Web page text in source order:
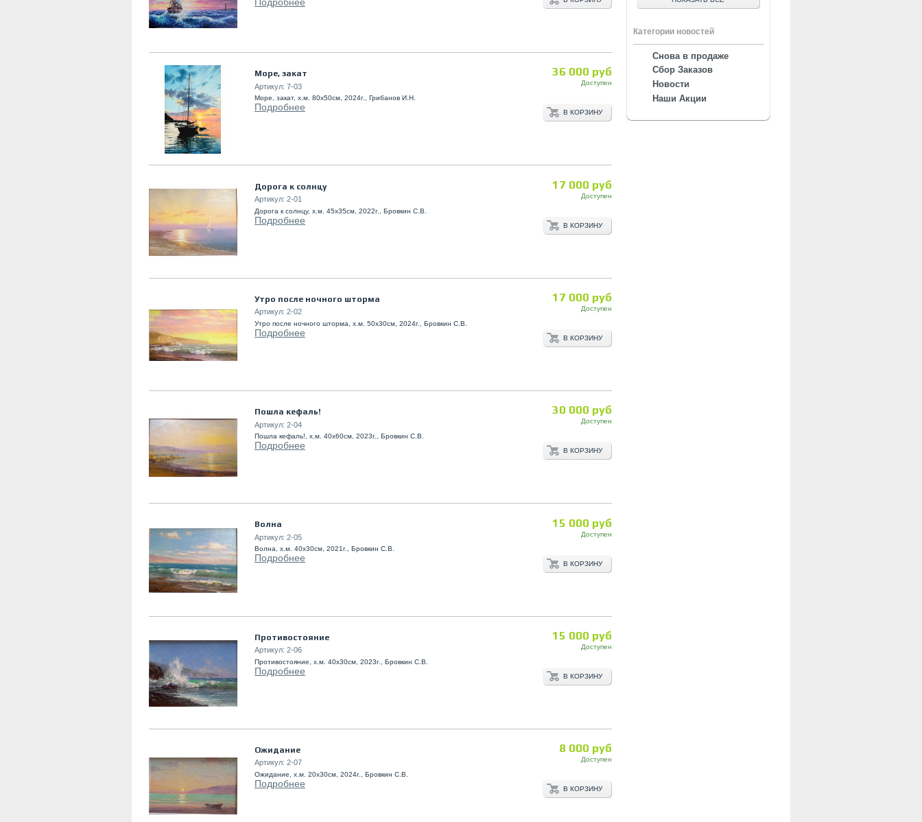
Море, закат
Артикул: 7-03
Море, закат, х.м. 80х50см, 2024г., Грибанов И.Н.
Подробнее
36 000 руб
Доступен
В КОРЗИНУ
Дорога к солнцу
Артикул: 2-01
Дорога к солнцу, х.м. 45х35см, 2022г., Бровкин С.В.
Подробнее
17 000 руб
Доступен
В КОРЗИНУ
Утро после ночного шторма
Артикул: 2-02
Утро после ночного шторма, х.м. 50х30см, 2024г., Бровкин С.В.
Подробнее
17 000 руб
Доступен
В КОРЗИНУ
Пошла кефаль!
Артикул: 2-04
Пошла кефаль!, х.м. 40х60см, 2023г., Бровкин С.В.
Подробнее
30 000 руб
Доступен
В КОРЗИНУ
Волна
Артикул: 2-05
Волна, х.м. 40х30см, 2021г., Бровкин С.В.
Подробнее
15 000 руб
Доступен
В КОРЗИНУ
Противостояние
Артикул: 2-06
Противостояние, х.м. 40х30см, 2023г., Бровкин С.В.
Подробнее
15 000 руб
Доступен
В КОРЗИНУ
Ожидание
Артикул: 2-07
Ожидание, х.м. 20х30см, 2024г., Бровкин С.В.
Подробнее
8 000 руб
Доступен
В КОРЗИНУ
Категории новостей
Снова в продаже
Сбор Заказов
Новости
Наши Акции